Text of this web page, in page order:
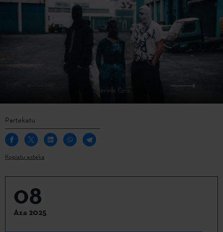
Merina Gris
Partekatu
Kopiatu esteka
08
Aza 2025